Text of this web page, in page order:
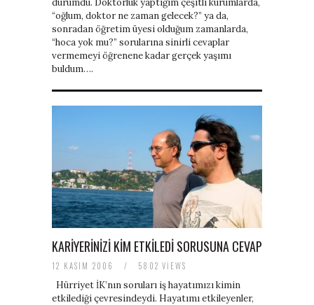
durumdu. Doktorluk yaptığım çeşitli kurumlarda,
“oğlum, doktor ne zaman gelecek?” ya da,
sonradan öğretim üyesi olduğum zamanlarda,
“hoca yok mu?” sorularına sinirli cevaplar
vermemeyi öğrenene kadar gerçek yaşımı
buldum….
KARIYERINIZI KIM ETKILEDI SORUSUNA CEVAP
12 KASIM 2006 / 5802 VIEWS
Hürriyet İK’nın soruları iş hayatımızı kimin
etkilediği çevresindeydi. Hayatımı etkileyenler,